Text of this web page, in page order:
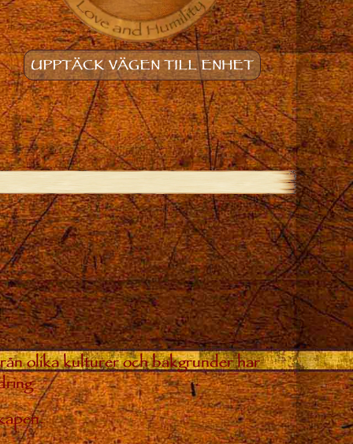
UPPTÄCK VÄGEN TILL ENHET
olika kulturer och bakgrunder har